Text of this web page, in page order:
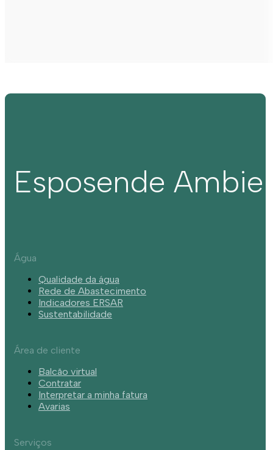
Esposende
Água
Qualidade da água
Rede de Abastecimento
Indicadores ERSAR
Sustentabilidade
Área de cliente
Balcão virtual
Contratar
Interpretar a minha fatura
Avarias
Serviços